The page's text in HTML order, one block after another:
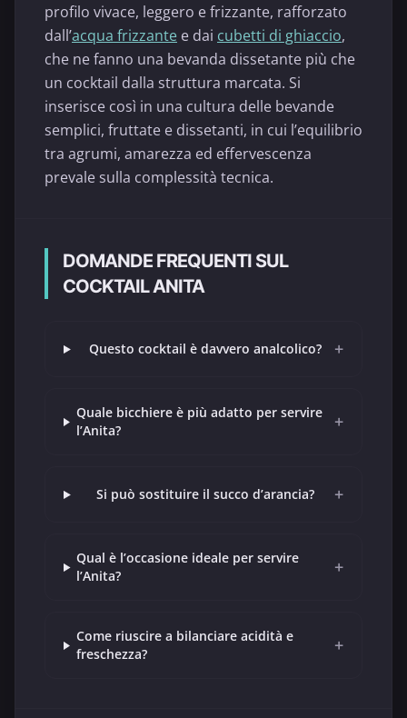
profilo vivace, leggero e frizzante, rafforzato
dall’acqua frizzante e dai cubetti di ghiaccio,
che ne fanno una bevanda dissetante più che
un cocktail dalla struttura marcata. Si
inserisce così in una cultura delle bevande
semplici, fruttate e dissetanti, in cui l’equilibrio
tra agrumi, amarezza ed effervescenza
prevale sulla complessità tecnica.
DOMANDE FREQUENTI SUL
COCKTAIL ANITA
Questo cocktail è davvero analcolico? +
Quale bicchiere è più adatto per servire
l’Anita?
+
Si può sostituire il succo d’arancia? +
Qual è l’occasione ideale per servire
l’Anita?
+
Come riuscire a bilanciare acidità e
freschezza?
+